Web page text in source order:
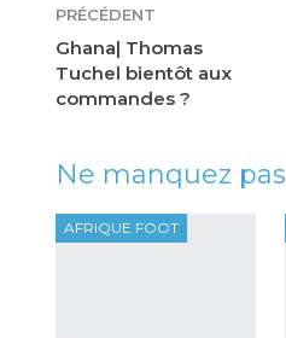
PRÉCÉDENT
Ghana| Thomas
Tuchel bientôt aux
commandes ?
Ne manquez pas
AFRIQUE FOOT